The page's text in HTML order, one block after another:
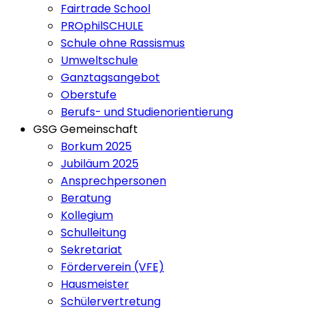
Fairtrade School
PROphilSCHULE
Schule ohne Rassismus
Umweltschule
Ganztagsangebot
Oberstufe
Berufs- und Studienorientierung
GSG Gemeinschaft
Borkum 2025
Jubiläum 2025
Ansprechpersonen
Beratung
Kollegium
Schulleitung
Sekretariat
Förderverein (VFE)
Hausmeister
Schülervertretung